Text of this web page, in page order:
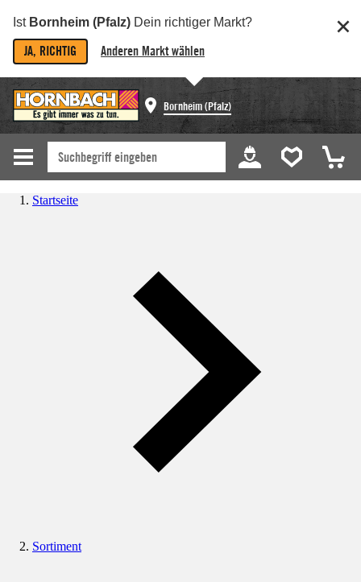
Ist Bornheim (Pfalz) Dein richtiger Markt?
JA, RICHTIG Anderen Markt wählen
Bornheim (Pfalz)
Startseite
Sortiment